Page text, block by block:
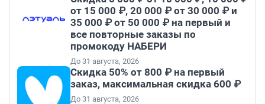
от 15 000 ₽, 20 000 ₽ от 30 000 ₽ и
35 000 ₽ от 50 000 ₽ на первый и
все повторные заказы по
промокоду НАБЕРИ
До 31 августа, 2026
Скидка 50% от 800 ₽ на первый
заказ, максимальная скидка 600 ₽
До 31 августа, 2026